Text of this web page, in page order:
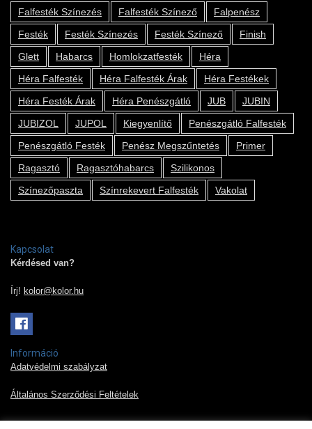
Falfesték Színezés
Falfesték Színező
Falpenész
Festék
Festék Színezés Festék Színező
Finish
Glett
Habarcs Homlokzatfesték
Héra
Héra Falfesték
Héra Falfesték Árak
Héra Festékek
Héra Festék Árak
Héra Penészgátló JUB
JUBIN
JUBIZOL
JUPOL Kiegyenlítő
Penészgátló Falfesték
Penészgátló Festék
Penész Megszűntetés
Primer
Ragasztó
Ragasztóhabarcs
Szilikonos
Színezőpaszta
Színrekevert Falfesték Vakolat
Kapcsolat
Kérdésed van?
Írj! kolor@kolor.hu
Információ
Adatvédelmi szabályzat
Általános Szerződési Feltételek